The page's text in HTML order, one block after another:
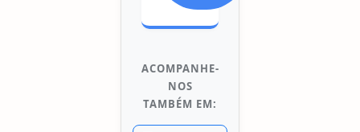
ACOMPANHE-
NOS
TAMBÉM EM: